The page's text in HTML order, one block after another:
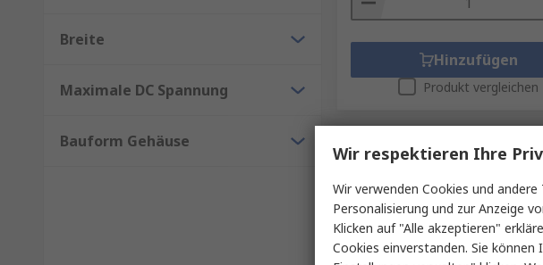
Breite
Maximale DC Spannung
Bauform Gehäuse
Hinzufügen
Produkt vergleichen
Wir respektieren Ihre
Wir verwenden Cookies und
Personalisierung und zur Anzeige
Klicken auf "Alle akzeptieren"
Cookies einverstanden. Sie